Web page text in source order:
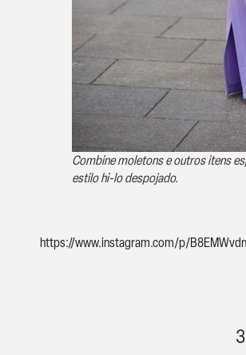
Combine moletons e outros itens
estilo hi-lo despojado.
https://www.instagram.com/p/